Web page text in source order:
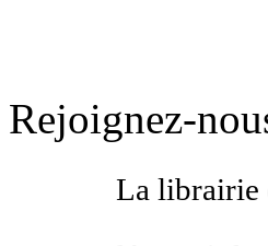
Rejoignez-
La librairie